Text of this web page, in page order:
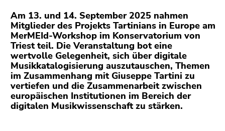
Zusatzinformationen
(Zugriffstaste
5)
Zu
den
Seiteneinstellungen
(Benutzer/Sprache)
(Zugriffstaste
8)
Am 13. und 14. September 2025 nahmen
Mitglieder des Projekts Tartinians in Europe am
MerMEId-Workshop im Konservatorium von
Triest teil. Die Veranstaltung bot eine
wertvolle Gelegenheit, sich über digitale
Musikkatalogisierung auszutauschen, Themen
im Zusammenhang mit Giuseppe Tartini zu
vertiefen und die Zusammenarbeit zwischen
europäischen Institutionen im Bereich der
digitalen Musikwissenschaft zu stärken.